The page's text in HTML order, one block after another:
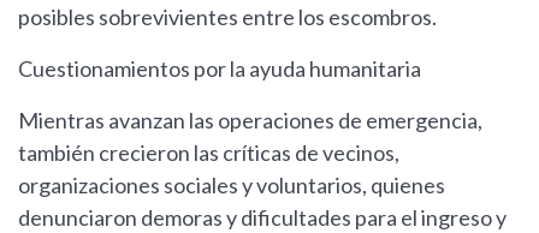
posibles sobrevivientes entre los escombros.
Cuestionamientos por la ayuda humanitaria
Mientras avanzan las operaciones de emergencia,
también crecieron las críticas de vecinos,
organizaciones sociales y voluntarios, quienes
denunciaron demoras y dificultades para el ingreso y